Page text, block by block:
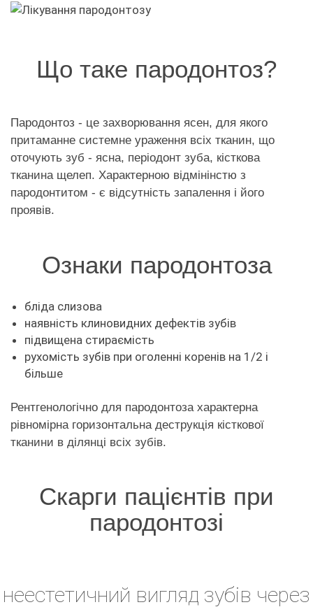
Що таке пародонтоз?
Пародонтоз - це захворювання ясен, для якого
притаманне системне ураження всіх тканин, що
оточують зуб - ясна, періодонт зуба, кісткова
тканина щелеп. Характерною відмінінстю з
пародонтитом - є відсутність запалення і його
проявів.
Ознаки пародонтоза
бліда слизова
наявність клиновидних дефектів зубів
підвищена стираємість
рухомість зубів при оголенні коренів на 1/2 і
більше
Рентгенологічно для пародонтоза характерна
рівномірна горизонтальна деструкція кісткової
тканини в ділянці всіх зубів.
Cкарги пацієнтів при
пародонтозі
неестетичний вигляд зубів через